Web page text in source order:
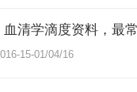
15-01/04/16